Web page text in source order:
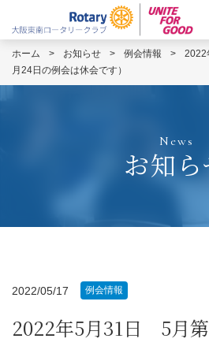
ホーム > お知らせ > 例会情報 >
月24日の例会は休会です）
News
お知ら
2022/05/17 例会情報
2022年5月31日 5月